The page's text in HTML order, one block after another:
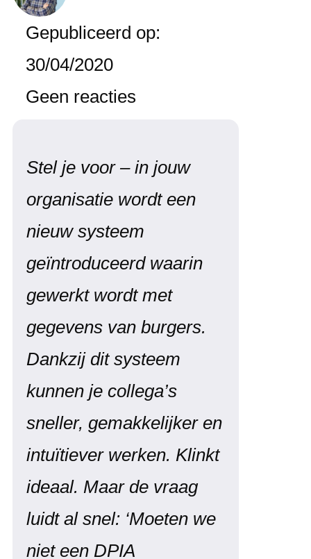
Gepubliceerd op:
30/04/2020
Geen reacties
Stel je voor – in jouw
organisatie wordt een
nieuw systeem
geïntroduceerd waarin
gewerkt wordt met
gegevens van burgers.
Dankzij dit systeem
kunnen je collega’s
sneller, gemakkelijker en
intuïtiever werken. Klinkt
ideaal. Maar de vraag
luidt al snel: ‘Moeten we
niet een DPIA